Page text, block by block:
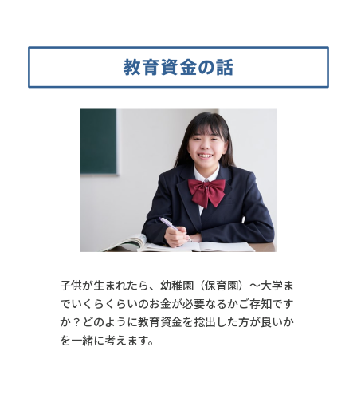
子供が生まれたら、幼稚園（保育園）〜大学ま
でいくらくらいのお金が必要なるかご存知です
か？どのように教育資金を捻出した方が良いか
を一緒に考えます。